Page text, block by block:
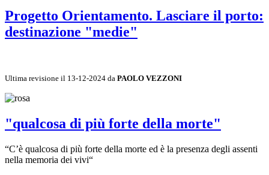
Progetto Orientamento. Lasciare il porto:
destinazione "medie"
Ultima revisione il 13-12-2024 da PAOLO VEZZONI
"qualcosa di più forte della morte"
“C’è qualcosa di più forte della morte ed è la presenza degli assenti
nella memoria dei vivi“